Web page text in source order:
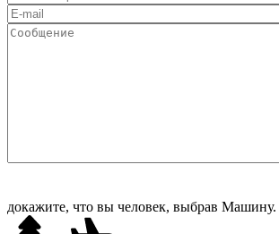
докажите, что вы человек, выбрав Машину.